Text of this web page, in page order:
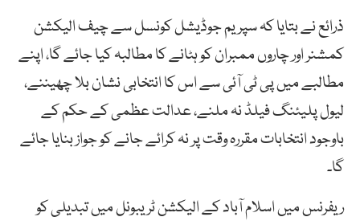
ذرائع نے بتایا کہ سپریم جوڈیشل کونسل سے چیف الیکشن
کمشنر اور چاروں ممبران کو ہٹانے کا مطالبہ کیا جائے گا، اپنے
مطالبے میں پی ٹی آئی سے اس کا انتخابی نشان بلا چھیننے،
لیول پلیئنگ فیلڈ نہ ملنے، عدالت عظمی کے حکم کے
باوجود انتخابات مقررہ وقت پر نہ کرائے جانے کو جواز بنایا جائے
گا۔
ریفرنس میں اسلام آباد کے الیکشن ٹریبونل میں تبدیلی کو